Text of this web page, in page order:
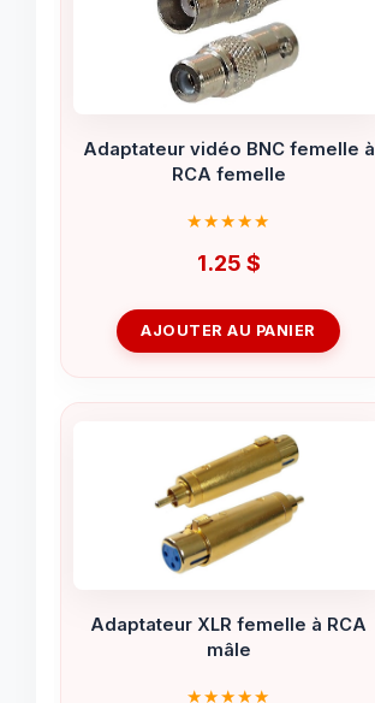
Adaptateur vidéo BNC femelle à
RCA femelle
1.25 $
AJOUTER AU PANIER
Adaptateur XLR femelle à RCA
mâle